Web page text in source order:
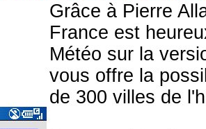
Grâce à Pierre
France est
Météo sur la
vous offre la
de 300 villes de